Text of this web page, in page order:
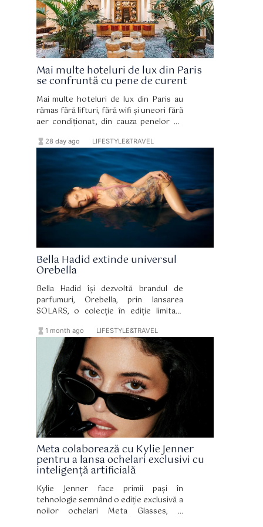
Mai multe hoteluri de lux din Paris
se confruntă cu pene de curent
Mai multe hoteluri de lux din Paris au
rămas fără lifturi, fără wifi și uneori fără
aer condiționat, din cauza penelor de
hourglass_full 28 day ago LIFESTYLE&TRAVEL
Bella Hadid extinde universul
Orebella
Bella Hadid își dezvoltă brandul de
parfumuri, Orebella, prin lansarea
SOLARS, o colecție în ediție limitată
păr. Lansată la puțin peste un an de la
debutul Orebella, noua colecție
continuă direcția distinctivă a brandului,
bazată pe formula sa bifazică, fără
alcool și pe bază de apă botanică.
hourglass_full 1 month ago LIFESTYLE&TRAVEL
Meta colaborează cu Kylie Jenner
pentru a lansa ochelari exclusivi cu
inteligență artificială
Kylie Jenner face primii pași în
tehnologie semnând o ediție exclusivă a
noilor ochelari Meta Glasses, o